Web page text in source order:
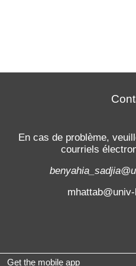
En cas de problème,
courriels
Get the mobile app